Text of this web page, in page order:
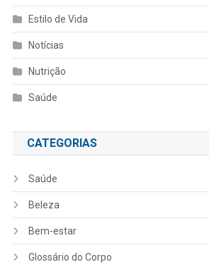
Estilo de Vida
Notícias
Nutrição
Saúde
CATEGORIAS
Saúde
Beleza
Bem-estar
Glossário do Corpo